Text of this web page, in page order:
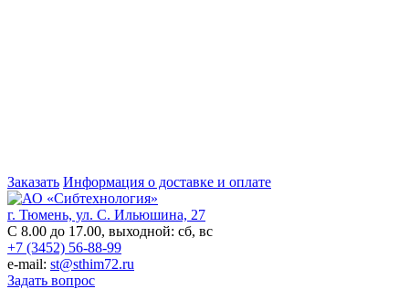
Заказать Информация о доставке и оплате
г. Тюмень, ул. С. Ильюшина, 27
С 8.00 до 17.00, выходной: сб, вс
+7 (3452) 56-88-99
e-mail: st@sthim72.ru
Задать вопрос